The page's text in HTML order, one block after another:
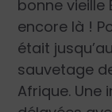
bonne vieille
encore là !
était
sauvetage
Afrique. Une